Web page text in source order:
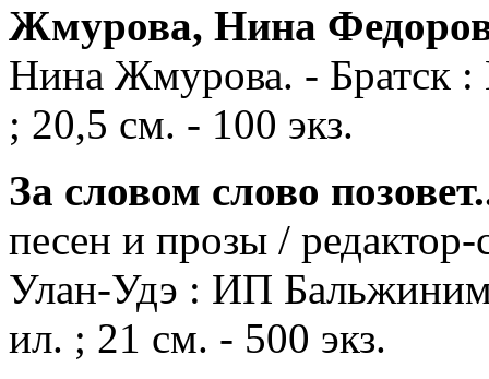
Жмурова, Нина
Нина Жмурова. - Братск :
; 20,5 см. - 100 экз.
За словом слово
песен и прозы /
Улан-Удэ : ИП
ил. ; 21 см. - 500 экз.